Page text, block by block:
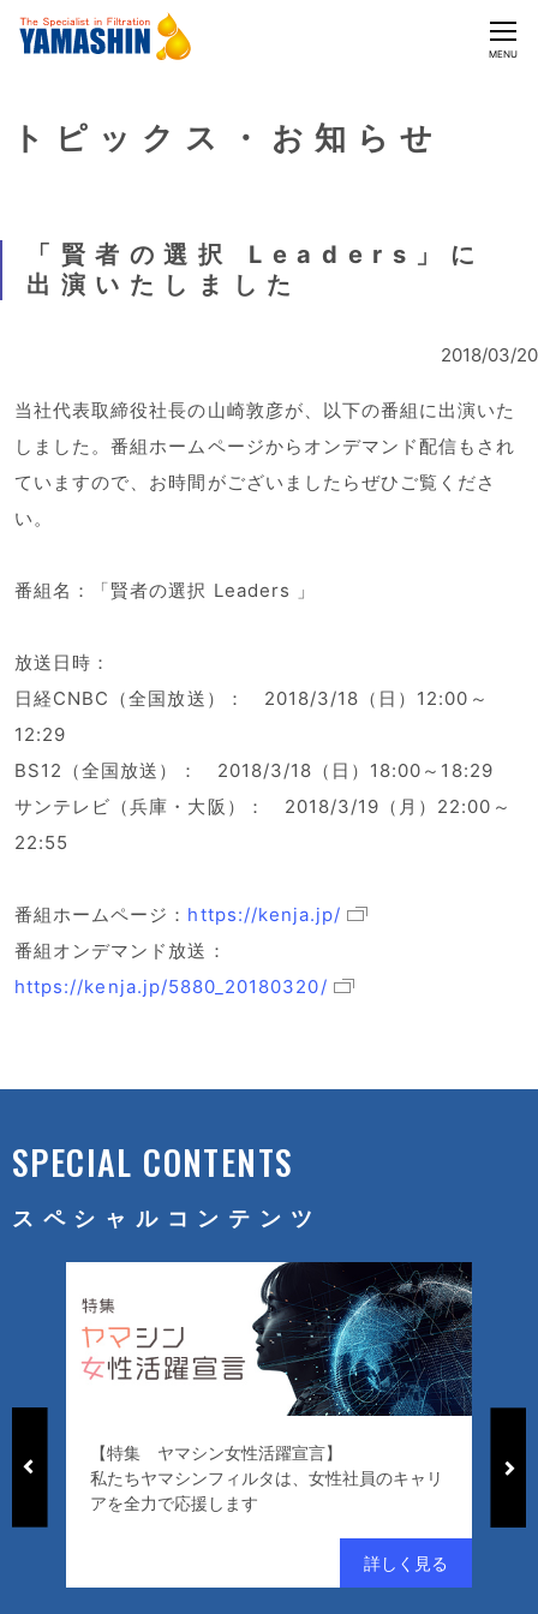
CLOSE
MENU
トピックス・お知らせ
「賢者の選択 Leaders」に
出演いたしました
2018/03/20
当社代表取締役社長の山崎敦彦が、以下の番組に出演いた
しました。番組ホームページからオンデマンド配信もされ
ていますので、お時間がございましたらぜひご覧くださ
い。
番組名：「賢者の選択 Leaders 」
放送日時：
日経CNBC（全国放送）： 2018/3/18（日）12:00～
12:29
BS12（全国放送）： 2018/3/18（日）18:00～18:29
サンテレビ（兵庫・大阪）： 2018/3/19（月）22:00～
22:55
番組ホームページ： https://kenja.jp/
番組オンデマンド放送：
https://kenja.jp/5880_20180320/
SPECIAL CONTENTS
スペシャルコンテンツ
【特集 ヤマシン女性活躍宣言】
私たちヤマシンフィルタは、女性社員のキャリ
アを全力で応援します